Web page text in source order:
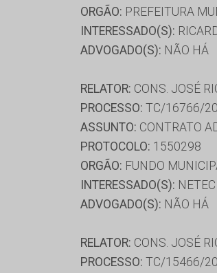
ORGÃO: PREFEITURA
INTERESSADO(S):
ADVOGADO(S): NÃO HÁ
RELATOR: CONS. JOSÉ
PROCESSO: TC/16766/
ASSUNTO: CONTRATO
PROTOCOLO: 1550298
ORGÃO: FUNDO
INTERESSADO(S):
ADVOGADO(S): NÃO HÁ
RELATOR: CONS. JOSÉ
PROCESSO: TC/15466/